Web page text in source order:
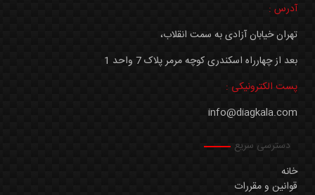
آدرس :
تهران خیابان آزادی به سمت انقلاب،
بعد از چهارراه اسکندری کوچه مرمر پلاک 7 واحد 1
پست الکترونیکی :
info@diagkala.com
دسترسی سریع
خانه
قوانین و مقررات